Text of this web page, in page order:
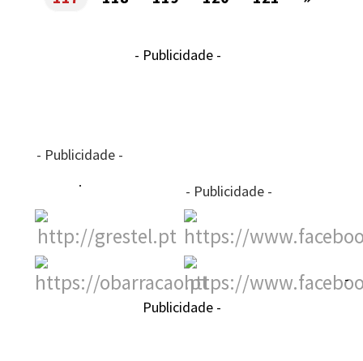
- Publicidade -
- Publicidade -
- Publicidade -
-
Publicidade -